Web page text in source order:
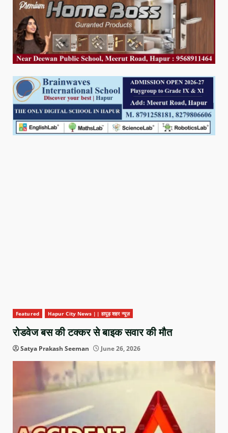
Featured Hapur City News || हापुड़ शहर न्यूज़
रोडवेज बस की टक्कर से बाइक सवार की मौत
Satya Prakash Seeman June 26, 2026